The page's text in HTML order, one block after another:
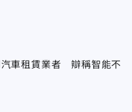
汽車租賃業者 辯稱智能不